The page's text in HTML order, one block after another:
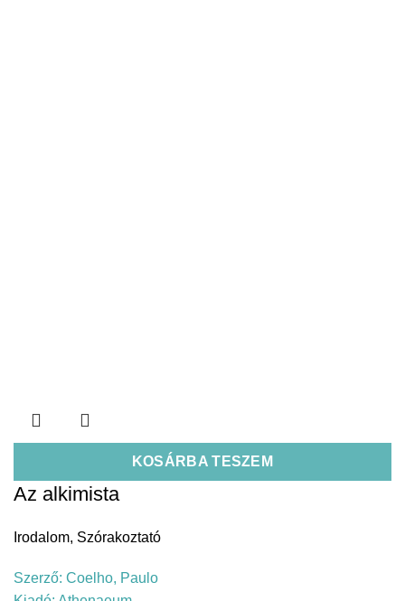
KOSÁRBA TESZEM
Az alkimista
Irodalom, Szórakoztató
Szerző: Coelho, Paulo